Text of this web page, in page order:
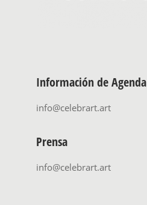
Información de Agenda
info@celebrart.art
Prensa
info@celebrart.art